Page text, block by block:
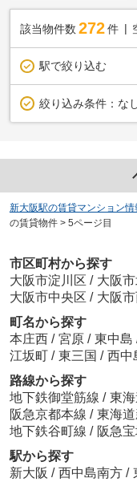
該当物件数 272件
駅で絞り込む
絞り込み条件： な
新大阪駅の賃貸マンション情
の賃貸物件 > 5ページ目
市区町村から探す
大阪市淀川区 / 大阪
大阪市中央区 / 大阪
町名から探す
本庄西 / 宮原 / 東中島
江坂町 / 東三国 / 西中
路線から探す
地下鉄御堂筋線 / 東
阪急京都本線 / 東海
地下鉄谷町線 / 阪急
駅から探す
新大阪 / 西中島南方 /